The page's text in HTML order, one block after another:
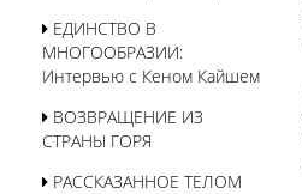
ЕДИНСТВО В
МНОГООБРАЗИИ:
Интервью с Кеном Кайшем
ВОЗВРАЩЕНИЕ ИЗ
СТРАНЫ ГОРЯ
РАССКАЗАННОЕ ТЕЛОМ